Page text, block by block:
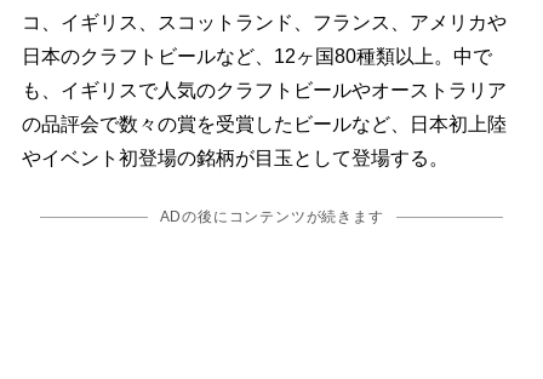
コ、イギリス、スコットランド、フランス、アメリカ
日本のクラフトビールなど、12ヶ国80種類以上。中で
も、イギリスで人気のクラフトビールやオーストラリア
の品評会で数々の賞を受賞したビールなど、日本初上陸
イベント初登場の銘柄が目玉として登場する。
ADの後にコンテンツが続きます